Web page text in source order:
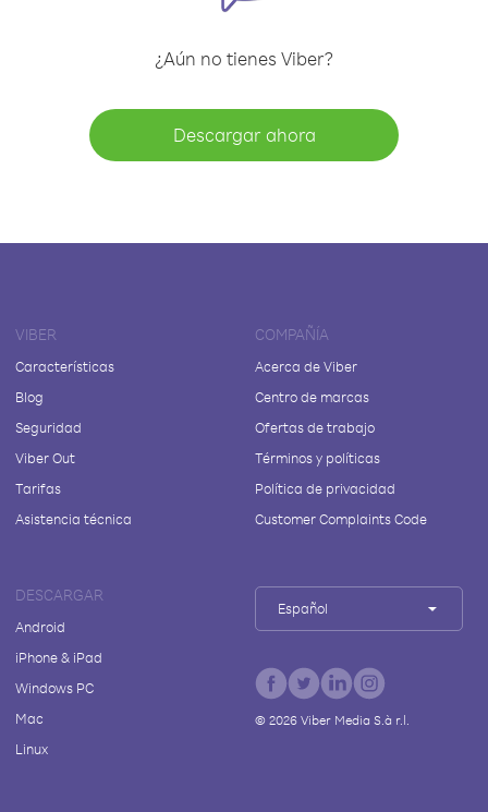
¿Aún no tienes Viber?
Descargar ahora
VIBER
Características
Blog
Seguridad
Viber Out
Tarifas
Asistencia técnica
COMPAÑÍA
Acerca de Viber
Centro de marcas
Ofertas de trabajo
Términos y políticas
Política de privacidad
Customer Complaints Code
DESCARGAR
Android
iPhone & iPad
Windows PC
Mac
Linux
Español
© 2026Viber Media S.à r.l.